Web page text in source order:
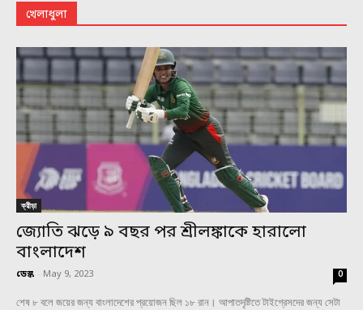
খেলাধুলা
ক্রীড়া
জ্যোতি ঝড়ে ৯ বছর পর শ্রীলঙ্কাকে হারালো
বাংলাদেশ
ডেস্ক - May 9, 2023 0
শেষ ৮ বলে জয়ের জন্য বাংলাদেশের প্রয়োজন ছিল ১৮ রান। আপাতদৃষ্টিতে টাইগ্রেসদের জন্য সেটা